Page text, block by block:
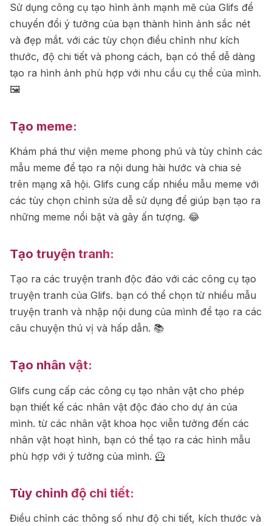
Sử dụng công cụ tạo hình ảnh mạnh mẽ của Glifs để
chuyển đổi ý tưởng của bạn thành hình ảnh sắc nét
và đẹp mắt. với các tùy chọn điều chỉnh như kích
thước, độ chi tiết và phong cách, bạn có thể dễ dàng
tạo ra hình ảnh phù hợp với nhu cầu cụ thể của mình.
🖼️
Tạo meme:
Khám phá thư viện meme phong phú và tùy chỉnh các
mẫu meme để tạo ra nội dung hài hước và chia sẻ
trên mạng xã hội. Glifs cung cấp nhiều mẫu meme với
các tùy chọn chỉnh sửa dễ sử dụng để giúp bạn tạo ra
những meme nổi bật và gây ấn tượng. 😂
Tạo truyện tranh:
Tạo ra các truyện tranh độc đáo với các công cụ tạo
truyện tranh của Glifs. bạn có thể chọn từ nhiều mẫu
truyện tranh và nhập nội dung của mình để tạo ra các
câu chuyện thú vị và hấp dẫn. 📚
Tạo nhân vật:
Glifs cung cấp các công cụ tạo nhân vật cho phép
bạn thiết kế các nhân vật độc đáo cho dự án của
mình. từ các nhân vật khoa học viễn tưởng đến các
nhân vật hoạt hình, bạn có thể tạo ra các hình mẫu
phù hợp với ý tưởng của mình. 🦸
Tùy chỉnh độ chi tiết:
Điều chỉnh các thông số như độ chi tiết, kích thước và